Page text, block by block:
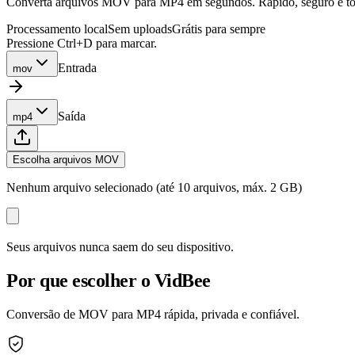
Processamento localSem uploadsGrátis para sempre
Pressione Ctrl+D para marcar.
mov Entrada
mp4 Saída
Escolha arquivos MOV
Nenhum arquivo selecionado (até 10 arquivos, máx. 2 GB)
Seus arquivos nunca saem do seu dispositivo.
Por que escolher o VidBee
Conversão de MOV para MP4 rápida, privada e confiável.